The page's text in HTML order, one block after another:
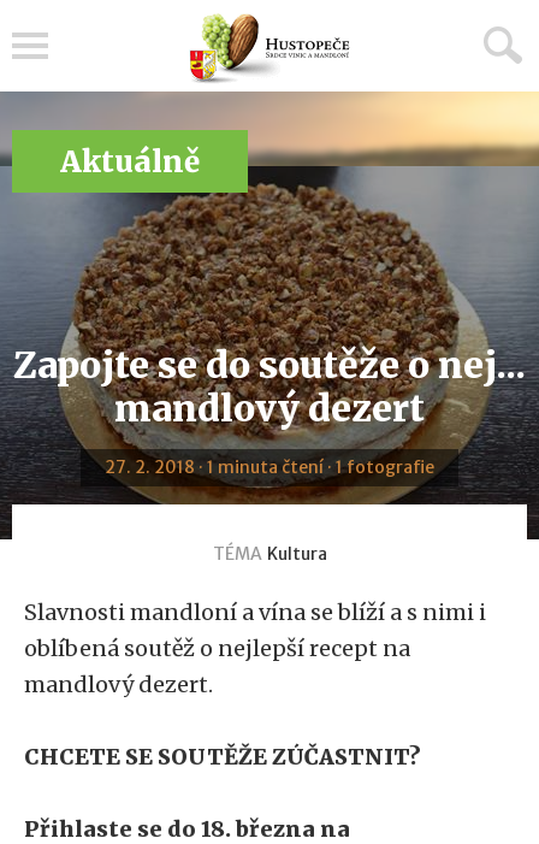
Aktuálně
Zapojte se do soutěže o nej...
mandlový dezert
27. 2. 2018 · 1 minuta čtení · 1 fotografie
TÉMA Kultura
Slavnosti mandloní a vína se blíží a s nimi i
oblíbená soutěž o nejlepší recept na
mandlový dezert.
CHCETE SE SOUTĚŽE ZÚČASTNIT?
Přihlaste se do 18. března na